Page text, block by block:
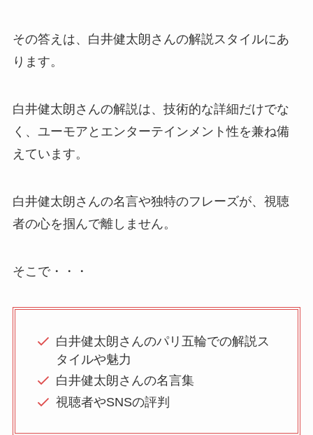
その答えは、白井健太朗さんの解説スタイルにあ
ります。
白井健太朗さんの解説は、技術的な詳細だけでな
く、ユーモアとエンターテインメント性を兼ね備
えています。
白井健太朗さんの名言や独特のフレーズが、視聴
者の心を掴んで離しません。
そこで・・・
白井健太朗さんのパリ五輪での解説ス
タイルや魅力
白井健太朗さんの名言集
視聴者やSNSの評判